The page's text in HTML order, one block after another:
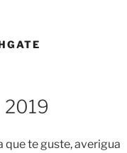
2019
que te guste, averigua